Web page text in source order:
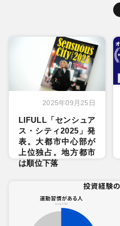
2025年09月25日
LIFULL「センシュア
ス・シティ2025」発
表。大都市中心部が
上位独占。地方都市
は順位下落